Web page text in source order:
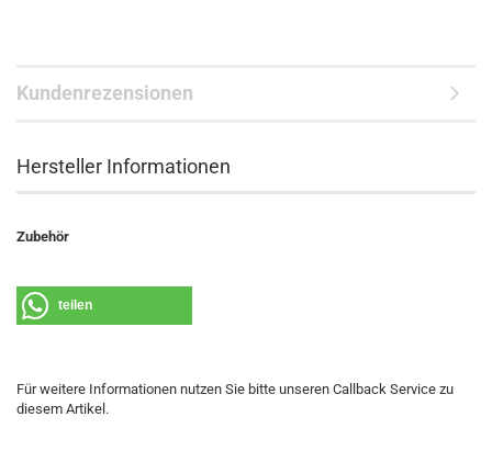
Kundenrezensionen
Hersteller Informationen
Zubehör
teilen
Für weitere Informationen nutzen Sie bitte unseren Callback Service zu
diesem Artikel.